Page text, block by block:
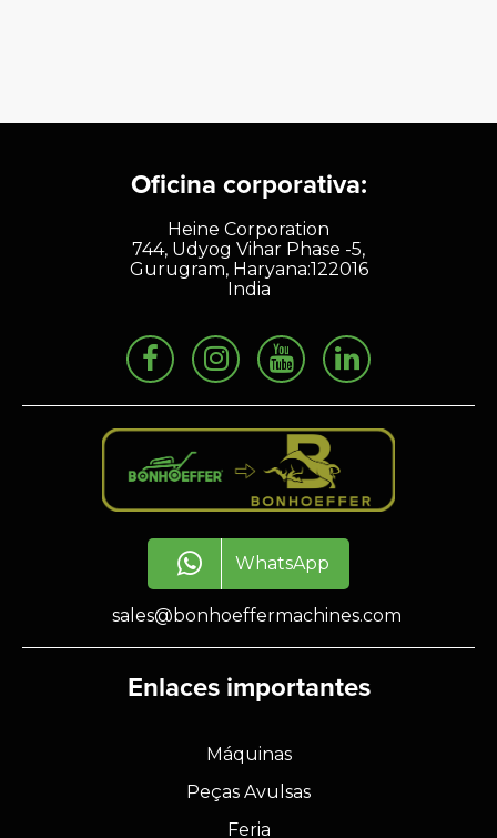
Oficina corporativa:
Heine Corporation
744, Udyog Vihar Phase -5,
Gurugram, Haryana:122016
India
WhatsApp
sales@bonhoeffermachines.com
Enlaces importantes
Máquinas
Peças Avulsas
Feria